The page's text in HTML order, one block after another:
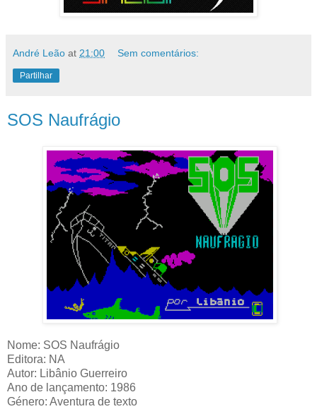
André Leão at 21:00 Sem comentários:
Partilhar
SOS Naufrágio
Nome: SOS Naufrágio
Editora: NA
Autor: Libânio Guerreiro
Ano de lançamento: 1986
Género: Aventura de texto